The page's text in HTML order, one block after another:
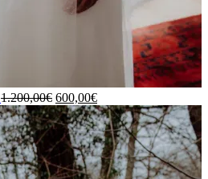
1.200,00€ 600,00€